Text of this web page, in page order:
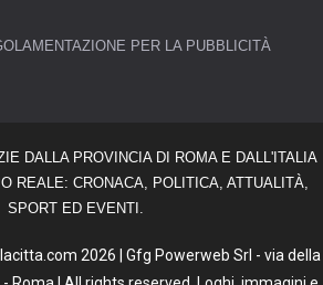
PER LA PUBBLICITÀ
DALLA PROVINCIA DI ROMA E DALL'ITALIA
REALE: CRONACA, POLITICA, ATTUALITÀ,
SPORT ED EVENTI.
2026 | Gfg Powerweb Srl - via della